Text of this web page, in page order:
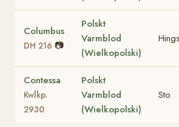
Columbus
DH 216 📷
Polskt
Varmblod
(Wielkopolski)
Contessa
Kwlkp.
2930
Polskt
Varmblod
(Wielkopolski)
Sto